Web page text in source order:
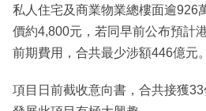
私人住宅及商業物業總樓面逾926
價約4,800元，若同早前公布預計
前期費用，合共最少涉額446億元。
項目日前截收意向書，合共接獲